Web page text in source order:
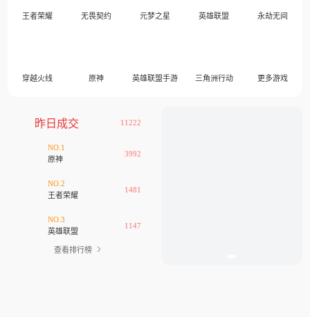
王者荣耀 无畏契约 元梦之星 英雄联盟 永劫无间
穿越火线 原神 英雄联盟手游 三角洲行动 更多游戏
昨日成交 11222
NO.1
原神
3992
NO.2
王者荣耀
1481
NO.3
英雄联盟
1147
查看排行榜 